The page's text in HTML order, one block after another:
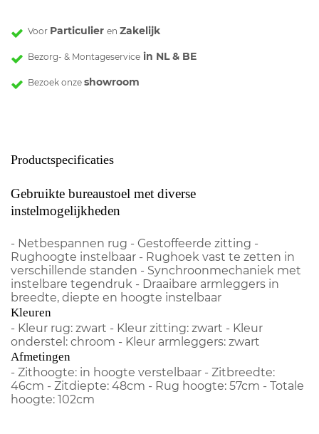
Voor Particulier en Zakelijk
Bezorg- & Montageservice in NL & BE
Bezoek onze showroom
Productspecificaties
Gebruikte bureaustoel met diverse
instelmogelijkheden
- Netbespannen rug - Gestoffeerde zitting -
Rughoogte instelbaar - Rughoek vast te zetten in
verschillende standen - Synchroonmechaniek met
instelbare tegendruk - Draaibare armleggers in
breedte, diepte en hoogte instelbaar
Kleuren
- Kleur rug: zwart - Kleur zitting: zwart - Kleur
onderstel: chroom - Kleur armleggers: zwart
Afmetingen
- Zithoogte: in hoogte verstelbaar - Zitbreedte:
46cm - Zitdiepte: 48cm - Rug hoogte: 57cm - Totale
hoogte: 102cm